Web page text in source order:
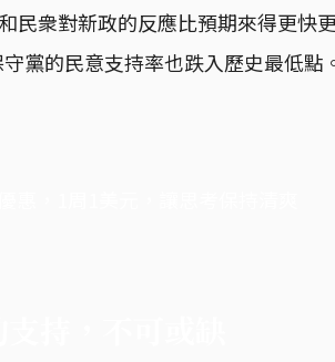
民衆對新政的反應比預期來得更快
黨的民意支持率也跌入歷史最低點